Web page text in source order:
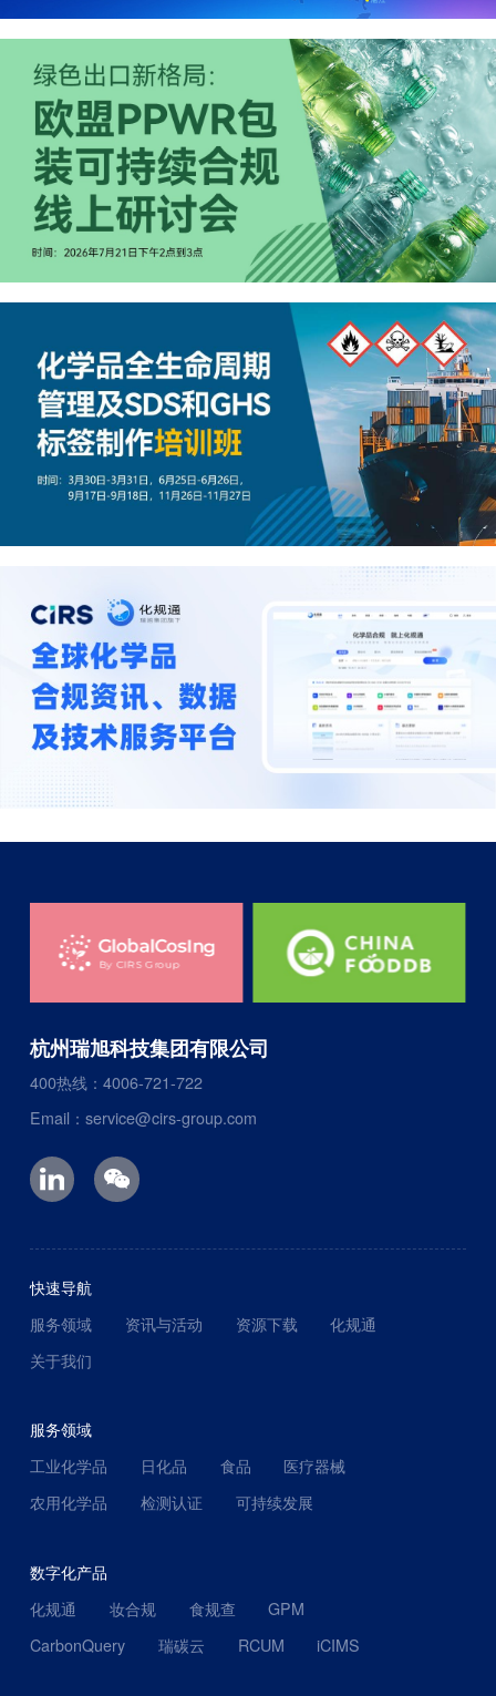
杭州瑞旭科技集团有限公司
400热线：4006-721-722
Email：service@cirs-group.com
快速导航
服务领域
资讯与活动 资源下载
化规通
关于我们
服务领域
工业化学品
日化品 食品
医疗器械
农用化学品
检测认证 可持续发展
数字化产品
化规通
妆合规 食规查
GPM
CarbonQuery
瑞碳云 RCUM iCIMS